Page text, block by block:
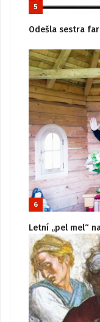
5
Odešla sestra
6
Letní „pel mel“